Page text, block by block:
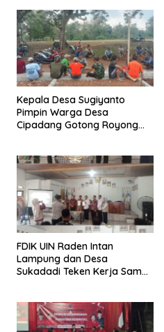
Kepala Desa Sugiyanto
Pimpin Warga Desa
Cipadang Gotong Royong
FDIK UIN Raden Intan
Lampung dan Desa
Sukadadi Teken Kerja Sama,